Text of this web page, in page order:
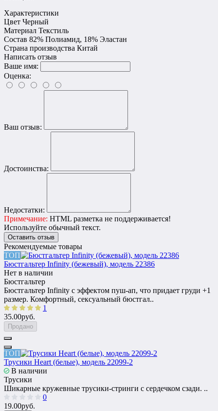
Характеристики
Цвет Черный
Материал Текстиль
Состав 82% Полиамид, 18% Эластан
Страна производства Китай
Написать отзыв
Ваше имя:
Оценка:
Ваш отзыв:
Достоинства:
Недостатки:
Примечание: HTML разметка не поддерживается!
Используйте обычный текст.
Оставить отзыв
Рекомендуемые товары
ТОП
Бюстгальтер Infinity (бежевый), модель 22386
Нет в наличии
Бюстгальтер
Бюстгальтер Infinity с эффектом пуш-ап, что придает груди +1
размер. Комфортный, сексуальный бюстгал..
1
35.00руб.
Продано
ТОП
Трусики Heart (белые), модель 22099-2
В наличии
Трусики
Шикарные кружевные трусики-стринги с сердечком сзади. ..
0
19.00руб.